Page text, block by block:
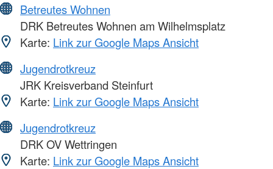
Betreutes Wohnen
DRK Betreutes Wohnen am Wilhelmsplatz
Karte: Link zur Google Maps Ansicht
Jugendrotkreuz
JRK Kreisverband Steinfurt
Karte: Link zur Google Maps Ansicht
Jugendrotkreuz
DRK OV Wettringen
Karte: Link zur Google Maps Ansicht